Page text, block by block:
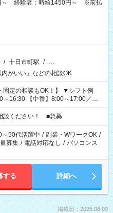
～ 経験者：時給1450円～ ※前払
/ 十日市町駅 / …
がいい」などの相談OK
談もOK！】 ▼シフト例
～16:30 【中番】8:00～17:00／
／13:00～22:00 「〇時まで
か出勤できない」 などの相談
談ください！ ■急募
～50代活躍中 / 副業・WワークOK /
募集 / 電話対応なし / パソコンス
する 詳細へ
掲載日：2026.08.09